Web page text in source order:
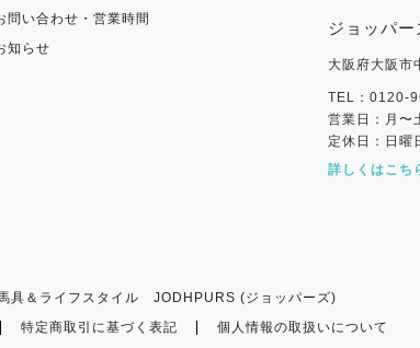
問い合わせ・営業時間
知らせ
ジョッパー
大阪府大阪市
TEL：0120-
営業日：月
定休日：日曜
詳しくはこち
具＆ライフスタイル JODHPURS (ジョッパーズ)
特定商取引に基づく表記 個人情報の取扱いについて